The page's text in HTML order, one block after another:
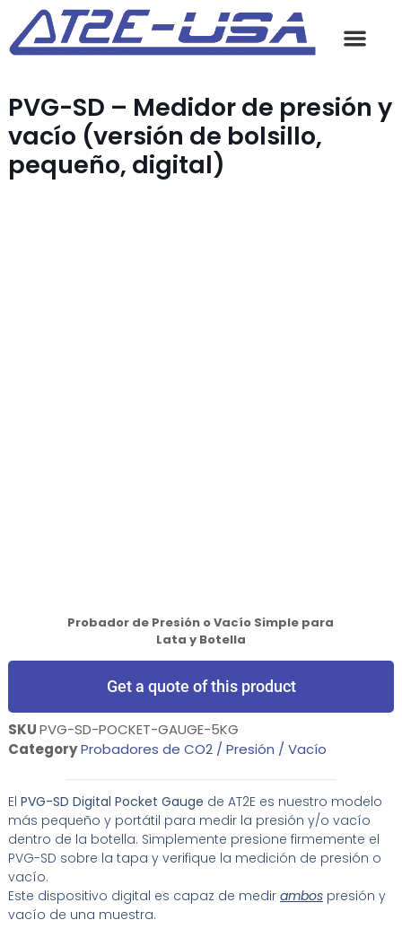
PVG-SD – Medidor de presión y
vacío (versión de bolsillo,
pequeño, digital)
Probador de Presión o Vacío Simple para
Lata y Botella
Get a quote of this product
SKUPVG-SD-POCKET-GAUGE-5KG
CategoryProbadores de CO2 / Presión / Vacío
El PVG-SD Digital Pocket Gauge de AT2E es nuestro modelo
más pequeño y portátil para medir la presión y/o vacío
dentro de la botella. Simplemente presione firmemente el
PVG-SD sobre la tapa y verifique la medición de presión o
vacío.
Este dispositivo digital es capaz de medir ambospresión y
vacío de una muestra.